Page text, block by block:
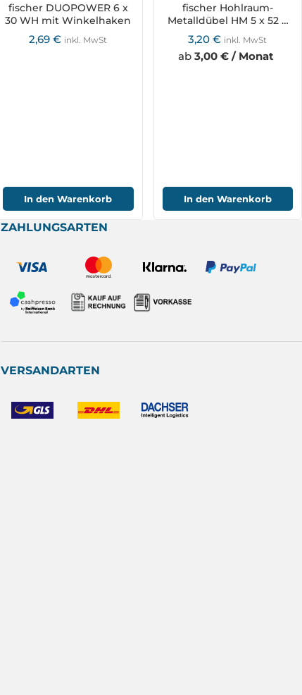
fischer DUOPOWER 6 x
30 WH mit Winkelhaken
2,69€ inkl. MwSt
In den Warenkorb
fischer Hohlraum-
Metalldübel HM 5 x 52 S
mit metrischer Schraube
3,20€ inkl. MwSt
ab3,00 € / Monat
In den Warenkorb
ZAHLUNGSARTEN
VERSANDARTEN